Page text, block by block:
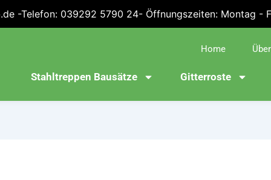
-Telefon: 039292 5790 24- Öffnungszeiten: Montag -
Home
Stahltreppen Bausätze Gitterroste